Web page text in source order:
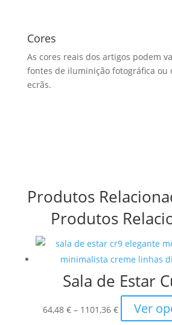
Cores
As cores reais dos artigos podem
fontes de iluminição fotográfica ou
ecrãs.
Produtos
Produtos
Sala de Estar
64,48 € – 1101,36 €Price
range:
Ver